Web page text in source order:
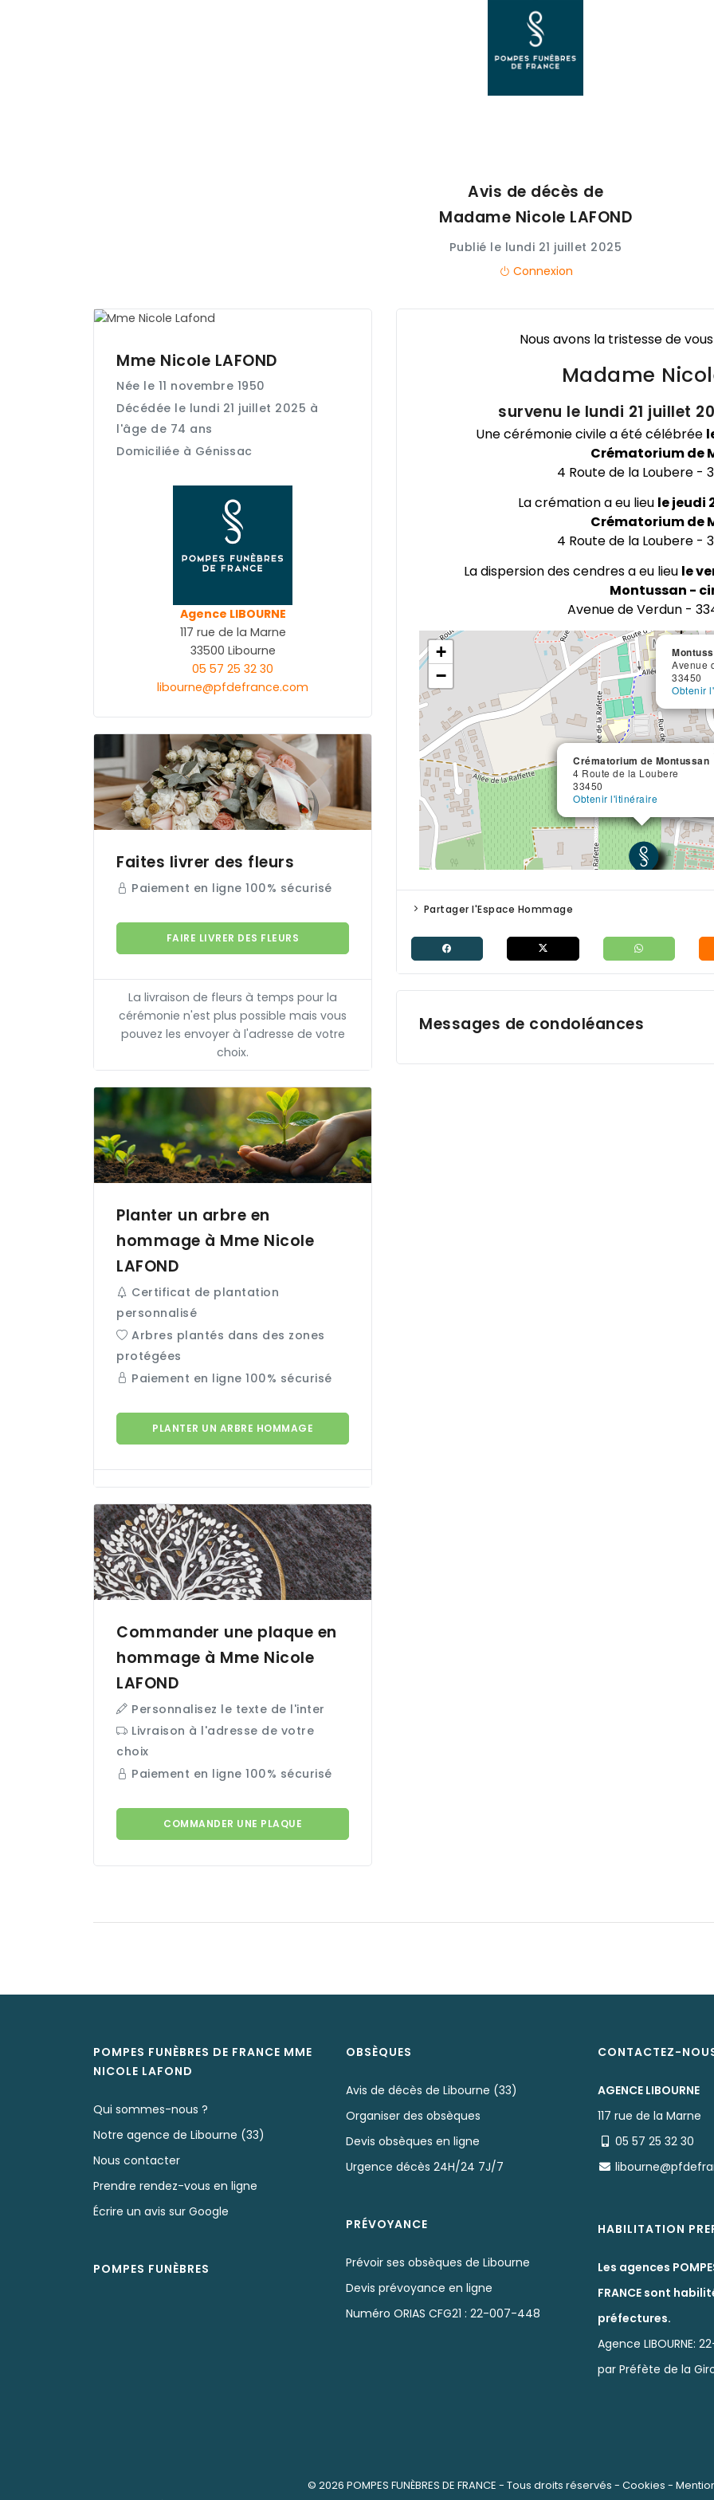
Avis de décès de
Madame Nicole LAFOND
Publié le lundi 21 juillet 2025
Connexion
Mme Nicole LAFOND
Née le 11 novembre 1950
Décédée le lundi 21 juillet 2025 à
l'âge de 74 ans
Domiciliée à Génissac
Agence LIBOURNE
117 rue de la Marne
33500 Libourne
05 57 25 32 30
libourne@pfdefrance.com
Faites livrer des fleurs
Paiement en ligne 100% sécurisé
FAIRE LIVRER DES FLEURS
La livraison de fleurs à temps pour la
cérémonie n'est plus possible mais vous
pouvez les envoyer à l'adresse de votre
choix.
Planter un arbre en
hommage à Mme Nicole
LAFOND
Certificat de plantation
personnalisé
Arbres plantés dans des zones
protégées
Paiement en ligne 100% sécurisé
PLANTER UN ARBRE HOMMAGE
Commander une plaque en
hommage à Mme Nicole
LAFOND
Personnalisez le texte de l'inter
Livraison à l'adresse de votre
choix
Paiement en ligne 100% sécurisé
COMMANDER UNE PLAQUE
Nous avons la tristesse de
Madame
survenu le lundi 21 juillet
Une cérémonie civile a été célébrée
Crématorium de
4 Route de la Loubere -
La crémation a eu lieu le jeudi
Crématorium de
4 Route de la Loubere -
La dispersion des cendres a eu lieu le
Montussan -
Avenue de Verdun -
Crématorium de Montussan
4 Route de la Loubere
33450
Obtenir l'itinéraire
Crématorium de Montussan
4 Route de la Loubere
33450
Obtenir l'itinéraire
Avenue
33450
Obtenir
+
−
Partager l'Espace Hommage
Messages de condoléances
POMPES FUNÈBRES DE FRANCE MME
NICOLE LAFOND
Qui sommes-nous ?
Notre agence de Libourne (33)
Nous contacter
Prendre rendez-vous en ligne
Écrire un avis sur Google
POMPES FUNÈBRES
OBSÈQUES
Avis de décès de Libourne (33)
Organiser des obsèques
Devis obsèques en ligne
Urgence décès 24H/24 7J/7
PRÉVOYANCE
Prévoir ses obsèques de Libourne
Devis prévoyance en ligne
Numéro ORIAS CFG21 : 22-007-448
CONTACTEZ-
AGENCE LIBOURNE
117 rue de la Marne
05 57 25 32 30
HABILITATION
Les agences
FRANCE sont
préfectures.
Agence LIBOURNE:
par Préfète de la
© 2026 POMPES FUNÈBRES DE FRANCE - Tous droits réservés - Cookies -